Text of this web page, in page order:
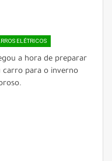
ELÉTRICOS
a hora de preparar
carro para o inverno